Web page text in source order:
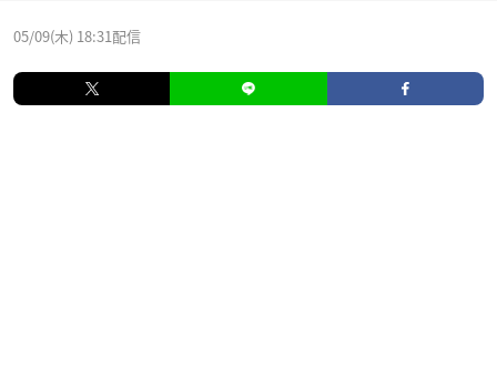
05/09(木) 18:31配信